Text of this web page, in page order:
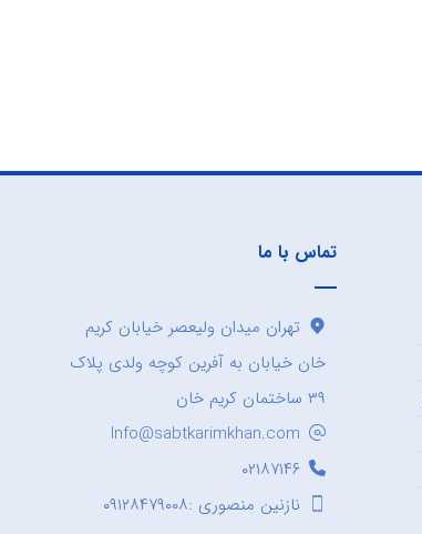
تماس با ما
تهران میدان ولیعصر خیابان کریم
خان خیابان به آفرین کوچه ولدی پلاک
۳۹ ساختمان کریم خان
Info@sabtkarimkhan.com
۰۲۱۸۷۱۴۶
نازنین منصوری :۰۹۱۲۸۴۷۹۰۰۸